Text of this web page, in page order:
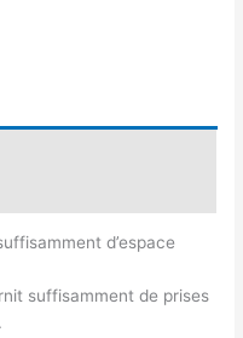
d’espace
suffisamment de prises